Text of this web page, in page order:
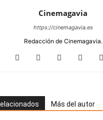
Cinemagavia
https://cinemagavia.es
Redacción de Cinemagavia.
Más del autor